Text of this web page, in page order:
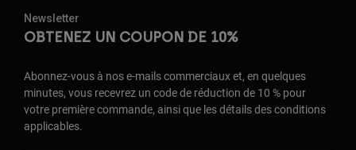
Newsletter
OBTENEZ UN COUPON DE 10%
Abonnez-vous à nos e-mails commerciaux et, en quelques
minutes, vous recevrez un code de réduction de 10 % pour
votre première commande, ainsi que les détails des conditions
applicables.